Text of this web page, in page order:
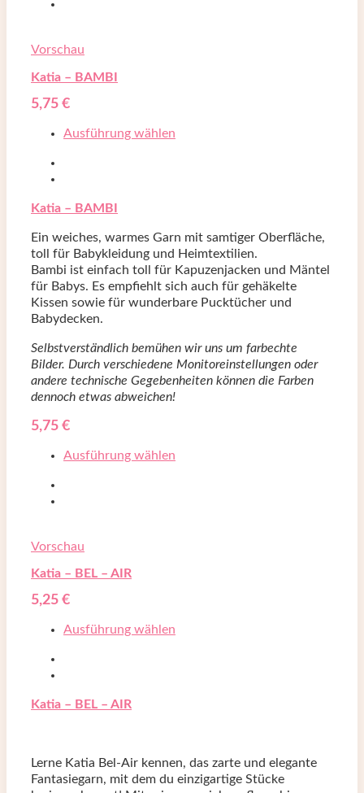
Vorschau
Katia – BAMBI
5,75 €
Ausführung wählen
Katia – BAMBI
Ein weiches, warmes Garn mit samtiger Oberfläche,
toll für Babykleidung und Heimtextilien.
Bambi ist einfach toll für Kapuzenjacken und Mäntel
für Babys. Es empfiehlt sich auch für gehäkelte
Kissen sowie für wunderbare Pucktücher und
Babydecken.
Selbstverständlich bemühen wir uns um farbechte
Bilder. Durch verschiedene Monitoreinstellungen oder
andere technische Gegebenheiten können die Farben
dennoch etwas abweichen!
5,75 €
Ausführung wählen
Vorschau
Katia – BEL – AIR
5,25 €
Ausführung wählen
Katia – BEL – AIR
Lerne Katia Bel-Air kennen, das zarte und elegante
Fantasiegarn, mit dem du einzigartige Stücke